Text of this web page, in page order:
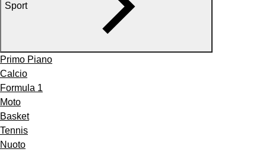
Sport
Primo Piano
Calcio
Formula 1
Moto
Basket
Tennis
Nuoto